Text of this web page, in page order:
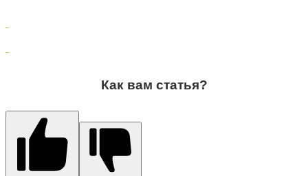
Как вам статья?